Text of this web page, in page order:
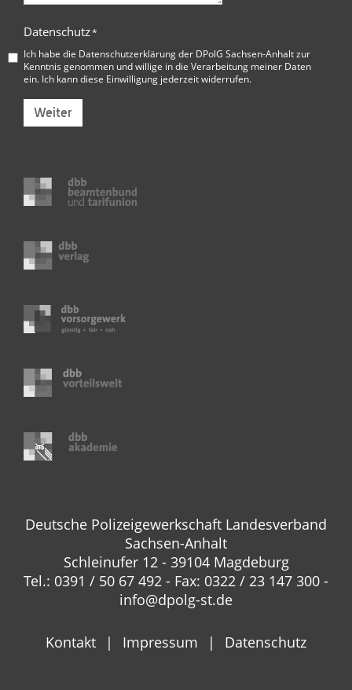
Datenschutz*
Ich habe die Datenschutzerklärung der DPolG Sachsen-Anhaltzur
Kenntnis genommen und willige in die Verarbeitung meiner Daten
ein. Ich kann diese Einwilligung jederzeit widerrufen.
Weiter
Deutsche Polizeigewerkschaft Landesverband
Sachsen-Anhalt
Schleinufer 12 - 39104 Magdeburg
Tel.: 0391 / 50 67 492 - Fax: 0322 / 23 147 300 -
info@dpolg-st.de
Kontakt Impressum Datenschutz